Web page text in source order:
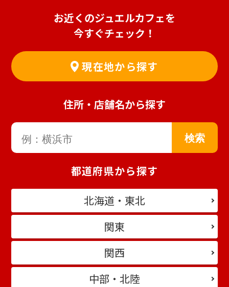
お近くのジュエルカフェを
今すぐチェック！
現在地から探す
住所・店舗名から探す
都道府県から探す
北海道・東北
関東
関西
中部・北陸